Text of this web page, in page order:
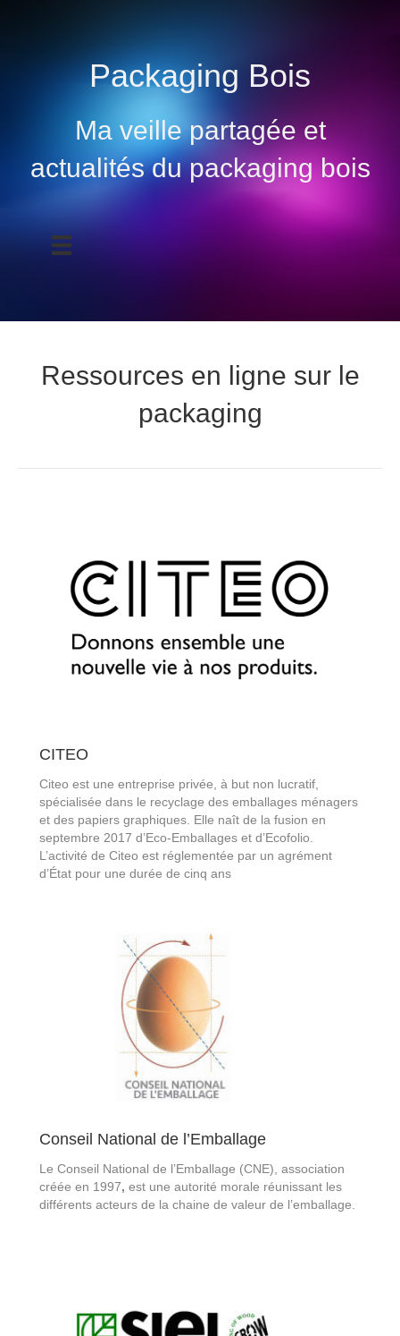
Packaging Bois
Ma veille partagée et
actualités du packaging bois
Ressources en ligne sur le
packaging
CITEO
Citeo est une entreprise privée, à but non lucratif,
spécialisée dans le recyclage des emballages ménagers
et des papiers graphiques. Elle naît de la fusion en
septembre 2017 d’Eco-Emballages et d’Ecofolio.
L’activité de Citeo est réglementée par un agrément
d’État pour une durée de cinq ans
Conseil National de l’Emballage
Le Conseil National de l’Emballage (CNE), association
créée en 1997, est une autorité morale réunissant les
différents acteurs de la chaine de valeur de l’emballage.